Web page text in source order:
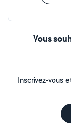
Vous
Inscrivez-vous